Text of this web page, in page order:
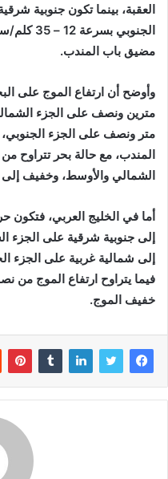
العقبة، بينما تكون جنوبية
مضيق باب المندب.
وأوضح أن ارتفاع الموج على
مترين ونصف على الجزء
متر ونصف على الجزء
المندب، مع حالة بحر تتراوح
الشمالي والأوسط، وخفيف
أما في الخليج العربي، فتكون
إلى جنوبية شرقية على الجزء
فيما يتراوح ارتفاع الموج من
خفيف الموج.